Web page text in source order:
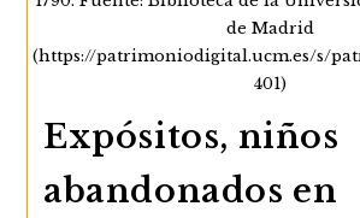
de Madrid
(https://patrimoniodigital.ucm.es/s/
401)
Expósitos, niños
abandonados en